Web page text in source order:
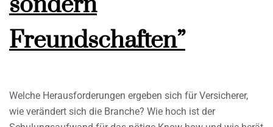
Freundschaften”
Welche Herausforderungen ergeben sich für Versicherer,
wie verändert sich die Branche? Wie hoch ist der